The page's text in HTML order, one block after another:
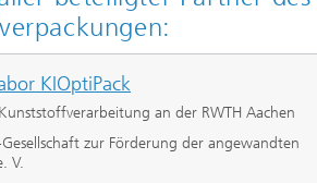
KIOptiPack
an der RWTH Aachen
zur Förderung der angewandten
V.